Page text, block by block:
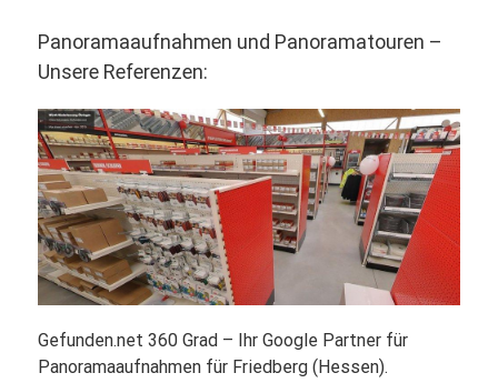
Panoramaaufnahmen und Panoramatouren –
Unsere Referenzen:
Gefunden.net 360 Grad – Ihr Google Partner für
Panoramaaufnahmen für Friedberg (Hessen).